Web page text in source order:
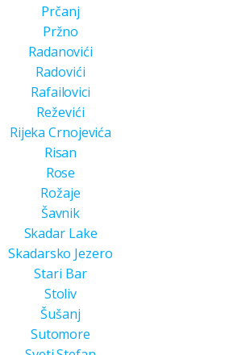
Prčanj
Pržno
Radanovići
Radovići
Rafailovici
Reževići
Rijeka Crnojevića
Risan
Rose
Rožaje
Šavnik
Skadar Lake
Skadarsko Jezero
Stari Bar
Stoliv
Šušanj
Sutomore